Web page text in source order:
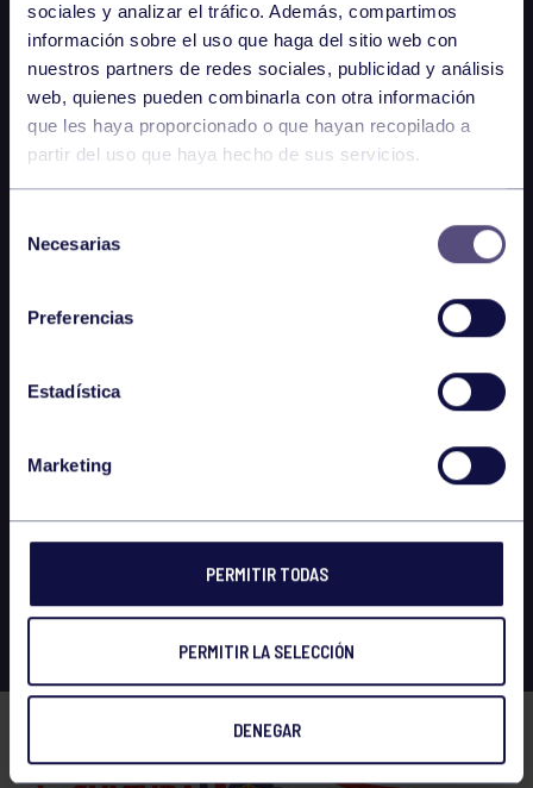
sociales y analizar el tráfico. Además, compartimos
información sobre el uso que haga del sitio web con
nuestros partners de redes sociales, publicidad y análisis
web, quienes pueden combinarla con otra información
que les haya proporcionado o que hayan recopilado a
partir del uso que haya hecho de sus servicios.
Necesarias
Preferencias
Estadística
Marketing
PERMITIR TODAS
PERMITIR LA SELECCIÓN
DENEGAR